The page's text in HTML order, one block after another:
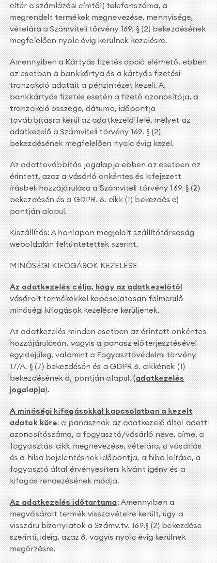
eltér a számlázási címtől) telefonszáma, a
megrendelt termékek megnevezése, mennyisége,
vételára a Számviteli törvény 169. § (2) bekezdésének
megfelelően nyolc évig kerülnek kezelésre.
Amennyiben a Kártyás fizetés opció elérhető, ebben
az esetben a bankkártya és a kártyás fizetési
tranzakció adatait a pénzintézet kezeli. A
bankkártyás fizetés esetén a fizető azonosítója, a
tranzakció összege, dátuma, időpontja
továbbításra kerül az adatkezelő felé, melyet az
adatkezelő a Számviteli törvény 169. § (2)
bekezdésének megfelelően nyolc évig kezel.
Az adattovábbítás jogalapja ebben az esetben az
érintett, azaz a vásárló önkéntes és kifejezett
írásbeli hozzájárulása a Számviteli törvény 169. § (2)
bekezdésén és a GDPR. 6. cikk (1) bekezdés c)
pontján alapul.
Kiszállítás: A honlapon megjelölt szállítótársaság
weboldalán feltüntetettek szerint.
MINŐSÉGI KIFOGÁSOK KEZELÉSE
Az adatkezelés célja, hogy az adatkezelőtől
vásárolt termékekkel kapcsolatosan felmerülő
minőségi kifogások kezelésre kerüljenek.
Az adatkezelés minden esetben az érintett önkéntes
hozzájárulásán, vagyis a panasz előterjesztésével
egyidejűleg, valamint a Fogyasztóvédelmi törvény
17/A. § (7) bekezdésén és a GDPR 6. cikkének (1)
bekezdésének d, pontján alapul. (adatkezelés
jogalapja).
A minőségi kifogásokkal kapcsolatban a kezelt
adatok köre: a panasznak az adatkezelő által adott
azonosítószáma, a fogyasztó/vásárló neve, címe, a
fogyasztási cikk megnevezése, vételára, a vásárlás
és a hiba bejelentésnek időpontja, a hiba leírása, a
fogyasztó által érvényesíteni kívánt igény és a
kifogás rendezésének módja.
Az adatkezelés időtartama: Amennyiben a
megvásárolt termék visszavételre került, úgy a
visszáru bizonylatok a Számv.tv. 169.§ (2) bekezdése
szerinti, ideig, azaz 8, vagyis nyolc évig kerülnek
megőrzésre.